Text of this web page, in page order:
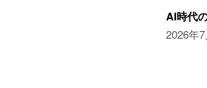
AI時代
2026年